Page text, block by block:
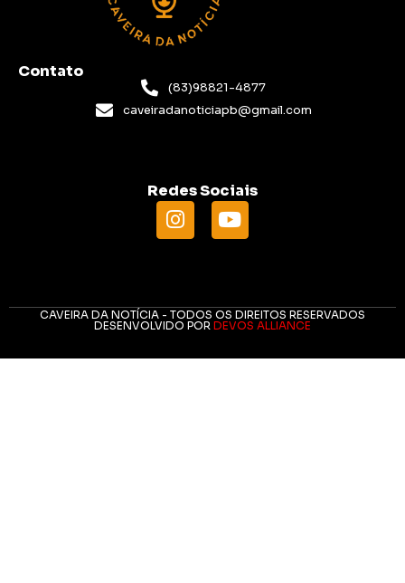
Contato
(83)98821-4877
caveiradanoticiapb@gmail.com
Redes Sociais
CAVEIRA DA NOTÍCIA - TODOS OS DIREITOS RESERVADOS
DESENVOLVIDO POR DEVOS ALLIANCE